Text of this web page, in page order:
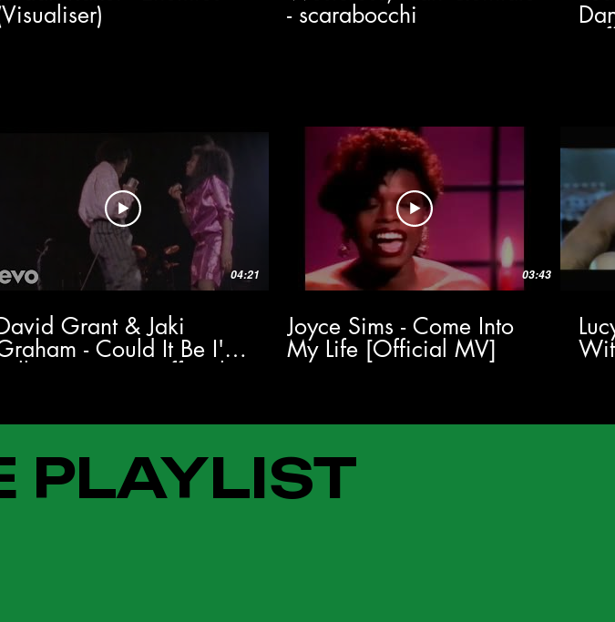
- scarabocchi
04:21
Grant & Jaki
- Could It Be I'm
Falling In Love (Official
03:43
Joyce Sims - Come Into
My Life [Official MV]
PLAYLIST